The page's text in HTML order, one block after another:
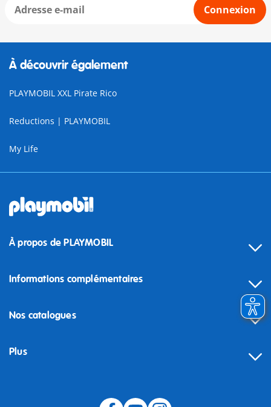
Connexion
À découvrir également
PLAYMOBIL XXL Pirate Rico
Reductions | PLAYMOBIL
My Life
À propos de PLAYMOBIL
Informations complémentaires
Nos catalogues
Plus